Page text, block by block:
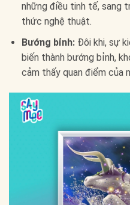
những điều tinh tế, sang
thức nghệ thuật.
Bướng bỉnh:Đôi khi, sự
biến thành bướng bỉnh,
cảm thấy quan điểm của